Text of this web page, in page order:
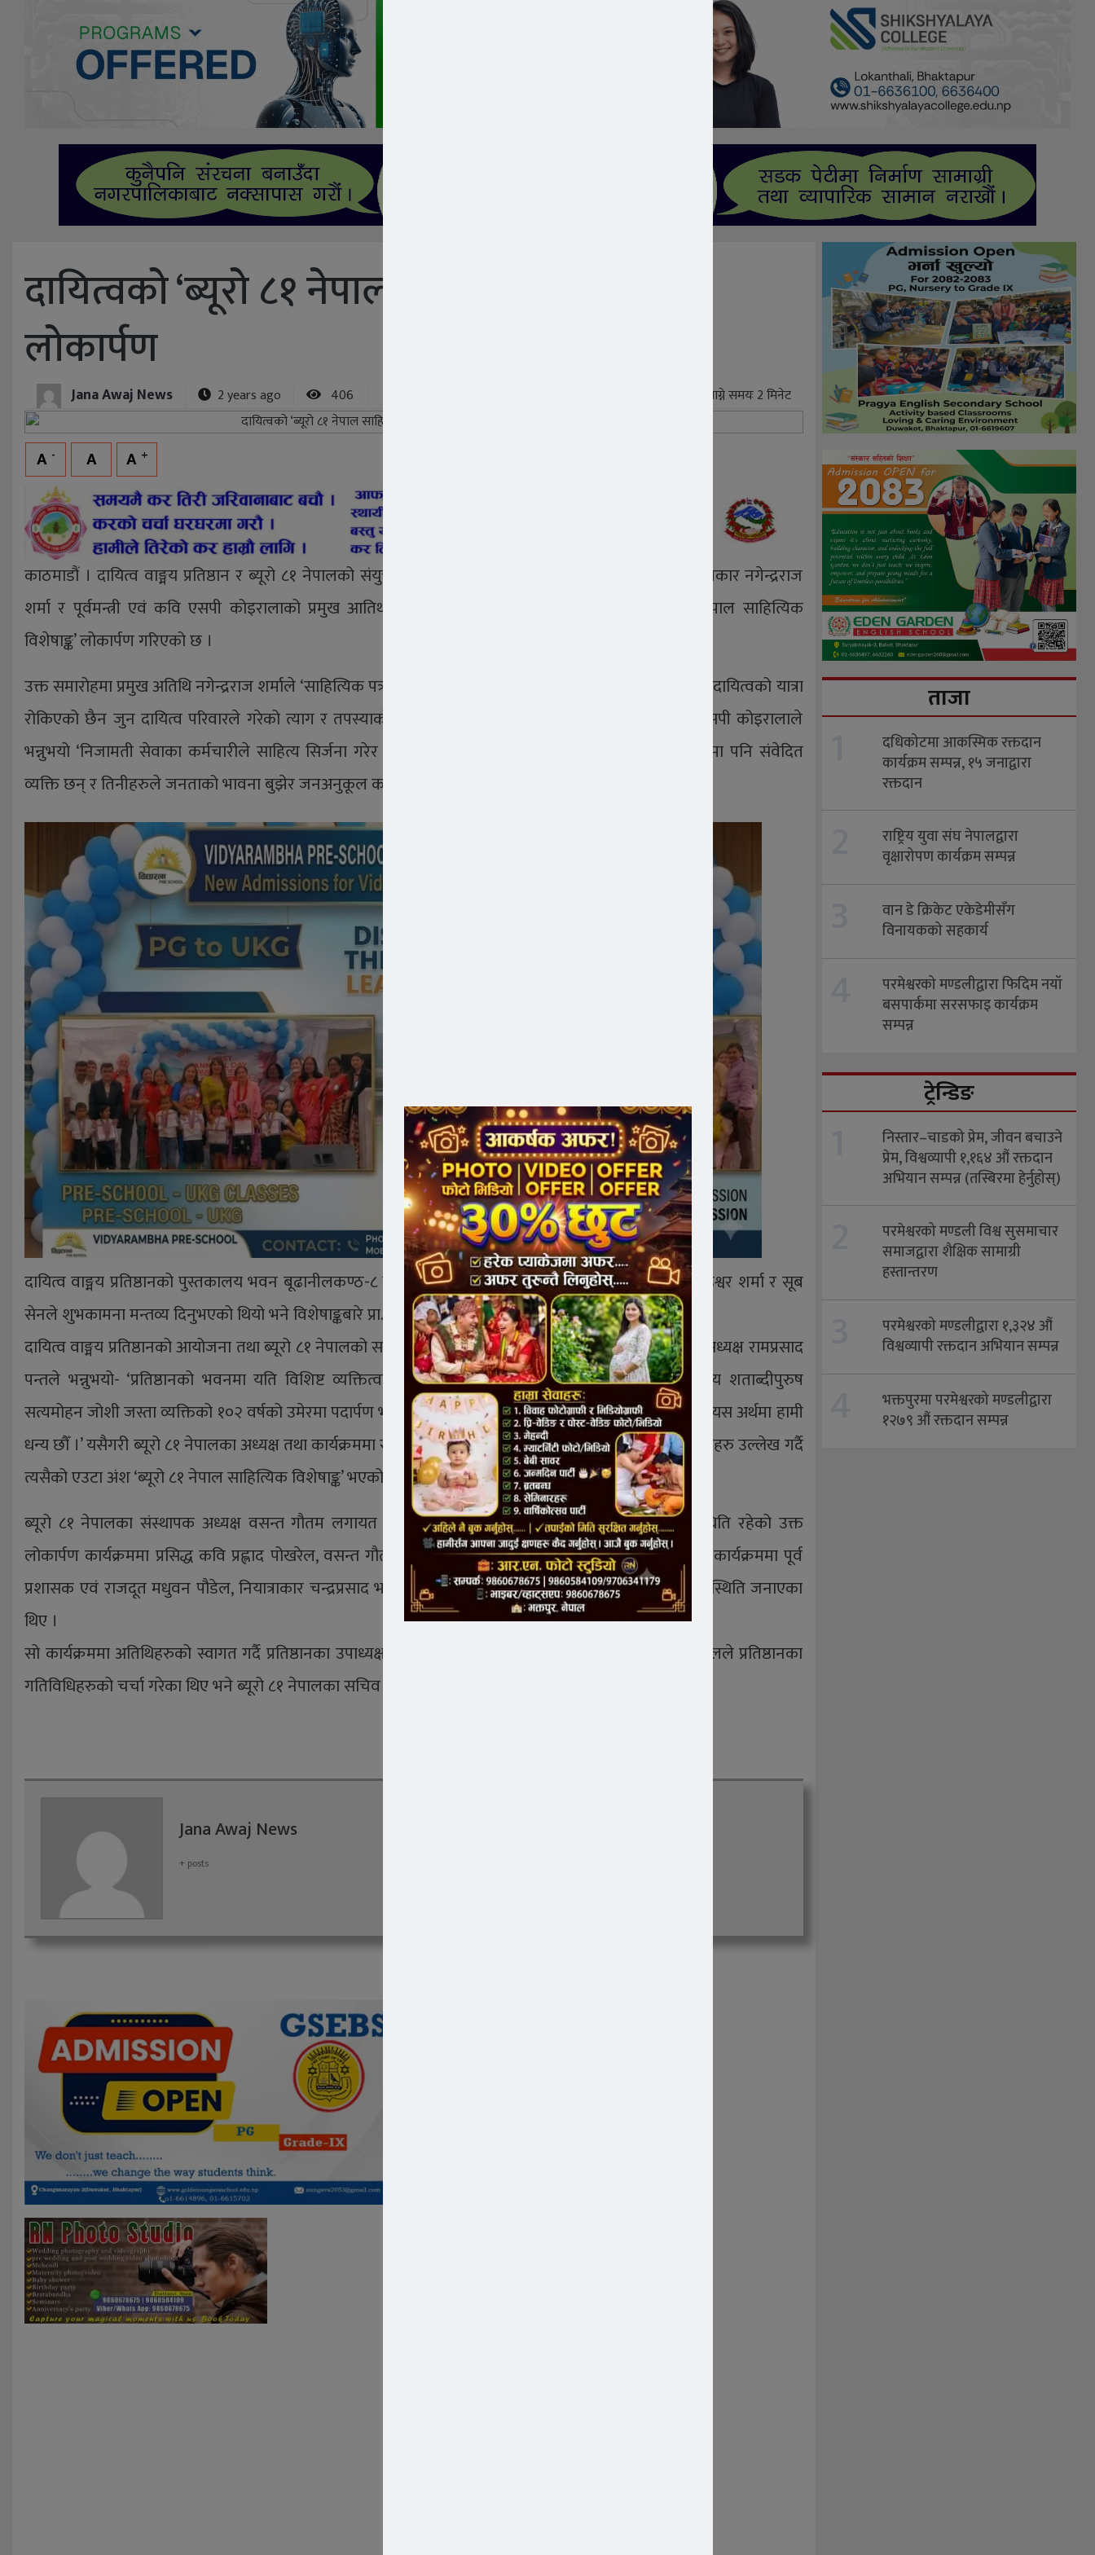
दायित्वको ‘ब्यूरो ८१ नेपाल साहित्यिक विशेषाङ्क’
लोकार्पण
Jana Awaj News 2 years ago 406 पढ्न लाग्ने समयः 2मिनेट
A - A A +
काठमाडौं । दायित्व वाङ्मय प्रतिष्ठान र ब्यूरो ८१ नेपालको संयुक्त आयोजना तथा वरिष्ठ साहित्यकार तथा साहित्यिक पत्रकार नगेन्द्रराज
शर्मा र पूर्वमन्त्री एवं कवि एसपी कोइरालाको प्रमुख आतिथ्यमा सम्पन्न विशेष कार्यक्रममा दायित्वको ‘ब्यूरो ८१ नेपाल साहित्यिक
विशेषाङ्क’ लोकार्पण गरिएको छ ।
उक्त समारोहमा प्रमुख अतिथि नगेन्द्रराज शर्माले ‘साहित्यिक पत्रकारिता गर्नु भनेको सजिलो काम होइन, यति हुँदाहुँदै पनि दायित्वको यात्रा
रोकिएको छैन जुन दायित्व परिवारले गरेको त्याग र तपस्याको परिणति हो भन्नुभयो । यसैगरी अर्का प्रमुख अतिथि एसपी कोइरालाले
भन्नुभयो ‘निजामती सेवाका कर्मचारीले साहित्य सिर्जना गरेर एउटा विशेषाङ्क नै प्रकाशित हुनु भनेको प्रशासनिक क्षेत्रमा पनि संवेदित
व्यक्ति छन् र तिनीहरुले जनताको भावना बुझेर जनअनुकूल काम गर्छन् भन्ने हो ।’
दायित्व वाङ्मय प्रतिष्ठानको पुस्तकालय भवन बूढानीलकण्ठ-८ मा सम्पन्न उक्त समारोहमा विशिष्ट साहित्यकारहरु डा. महेश्वर शर्मा र सूब
सेनले शुभकामना मन्तव्य दिनुभएको थियो भने विशेषाङ्कबारे प्रा.डा. रामप्रसाद ज्ञवालीले टिप्पणी गर्नुभएको थियो ।
दायित्व वाङ्मय प्रतिष्ठानको आयोजना तथा ब्यूरो ८१ नेपालको सहआयोजनामा सम्पन्न भएको सो कार्यक्रममा प्रतिष्ठानका अध्यक्ष रामप्रसाद
पन्तले भन्नुभयो- ‘प्रतिष्ठानको भवनमा यति विशिष्ट व्यक्तित्वहरु आउनु भनेको भवन नै पवित्र हुनु हो । जहाँ वाङ्मय शताब्दीपुरुष
सत्यमोहन जोशी जस्ता व्यक्तिको १०२ वर्षको उमेरमा पदार्पण भयो र यस्तै अन्य साहित्य हस्तीहरुको पनि आगमन भयो । यस अर्थमा हामी
धन्य छौँ ।’ यसैगरी ब्यूरो ८१ नेपालका अध्यक्ष तथा कार्यक्रममा सहअध्यक्ष यादव खनालले पनि ब्यूरोले गरेका क्रियाकलापहरु उल्लेख गर्दै
त्यसैको एउटा अंश ‘ब्यूरो ८१ नेपाल साहित्यिक विशेषाङ्क’ भएको कुरा उल्लेख गर्नुभयो ।
ब्यूरो ८१ नेपालका संस्थापक अध्यक्ष वसन्त गौतम लगायत अन्य निवर्तमान अध्यक्षहरु र सदस्यहरुको भव्य उपस्थिति रहेको उक्त
लोकार्पण कार्यक्रममा प्रसिद्ध कवि प्रह्लाद पोखरेल, वसन्त गौतम र रमेश खनालले कविता वाचन गरेका थिए भने सो कार्यक्रममा पूर्व
प्रशासक एवं राजदूत मधुवन पौडेल, नियात्राकार चन्द्रप्रसाद भट्टराई र जय छाङ्छा राई लगायत साहित्यकारहरुले उपस्थिति जनाएका
थिए ।
सो कार्यक्रममा अतिथिहरुको स्वागत गर्दै प्रतिष्ठानका उपाध्यक्ष तथा वाल्मीकि विद्यापीठका प्राचार्य प्रा.डा. भागवत ढकालले प्रतिष्ठानका
गतिविधिहरुको चर्चा गरेका थिए भने ब्यूरो ८१ नेपालका सचिव राममणि दुवाडीले कार्यक्रम सञ्चालन गरेका थिए ।
Jana Awaj News
+ posts
ताजा
दधिकोटमा आकस्मिक रक्तदान
कार्यक्रम सम्पन्न, १५ जनाद्वारा
रक्तदान
राष्ट्रिय युवा संघ नेपालद्वारा
वृक्षारोपण कार्यक्रम सम्पन्न
वान डे क्रिकेट एकेडेमीसँग
विनायकको सहकार्य
परमेश्वरको मण्डलीद्वारा फिदिम नयाँ
बसपार्कमा सरसफाइ कार्यक्रम
सम्पन्न
ट्रेन्डिङ
निस्तार–चाडको प्रेम, जीवन बचाउने
प्रेम, विश्वव्यापी १,१६४ औं रक्तदान
अभियान सम्पन्न (तस्बिरमा हेर्नुहोस्)
परमेश्वरको मण्डली विश्व सुसमाचार
समाजद्वारा शैक्षिक सामाग्री
हस्तान्तरण
परमेश्वरको मण्डलीद्वारा १,३२४ औं
विश्वव्यापी रक्तदान अभियान सम्पन्न
भक्तपुरमा परमेश्वरको मण्डलीद्वारा
१२७९ औं रक्तदान सम्पन्न